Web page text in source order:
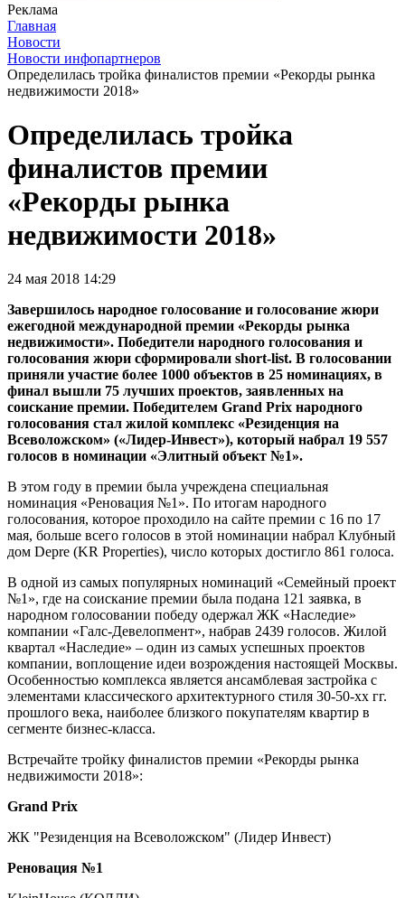
Реклама
Главная
Новости
Новости инфопартнеров
Определилась тройка финалистов премии «Рекорды рынка
недвижимости 2018»
Определилась тройка
финалистов премии
«Рекорды рынка
недвижимости 2018»
24 мая 2018 14:29
Завершилось народное голосование и голосование жюри
ежегодной международной премии «Рекорды рынка
недвижимости». Победители народного голосования и
голосования жюри сформировали short-list. В голосовании
приняли участие более 1000 объектов в 25 номинациях, в
финал вышли 75 лучших проектов, заявленных на
соискание премии. Победителем Grand Prix народного
голосования стал жилой комплекс «Резиденция на
Всеволожском» («Лидер-Инвест»), который набрал 19 557
голосов в номинации «Элитный объект №1».
В этом году в премии была учреждена специальная
номинация «Реновация №1». По итогам народного
голосования, которое проходило на сайте премии c 16 по 17
мая, больше всего голосов в этой номинации набрал Клубный
дом Depre (KR Properties), число которых достигло 861 голоса.
В одной из самых популярных номинаций «Семейный проект
№1», где на соискание премии была подана 121 заявка, в
народном голосовании победу одержал ЖК «Наследие»
компании «Галс-Девелопмент», набрав 2439 голосов. Жилой
квартал «Наследие» – один из самых успешных проектов
компании, воплощение идеи возрождения настоящей Москвы.
Особенностью комплекса является ансамблевая застройка с
элементами классического архитектурного стиля 30-50-хх гг.
прошлого века, наиболее близкого покупателям квартир в
сегменте бизнес-класса.
Встречайте тройку финалистов премии «Рекорды рынка
недвижимости 2018»:
Grand Prix
ЖК "Резиденция на Всеволожском" (Лидер Инвест)
Реновация №1